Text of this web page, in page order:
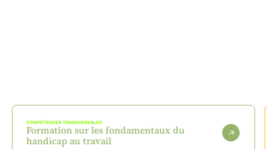
COMPÉTENCES TRANSVERSALES
Formation sur les fondamentaux du
handicap au travail